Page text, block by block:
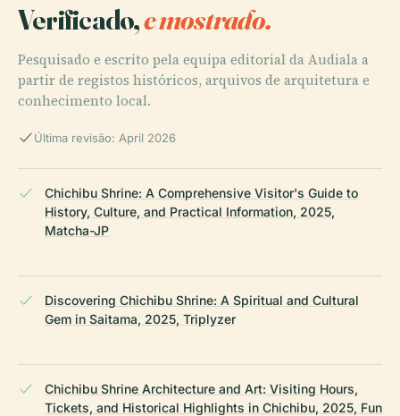
Verificado,e mostrado.
Pesquisado e escrito pela equipa editorial da Audiala a
partir de registos históricos, arquivos de arquitetura e
conhecimento local.
Última revisão: April 2026
Chichibu Shrine: A Comprehensive Visitor's Guide to
History, Culture, and Practical Information, 2025,
Matcha-JP
Discovering Chichibu Shrine: A Spiritual and Cultural
Gem in Saitama, 2025, Triplyzer
Chichibu Shrine Architecture and Art: Visiting Hours,
Tickets, and Historical Highlights in Chichibu, 2025, Fun